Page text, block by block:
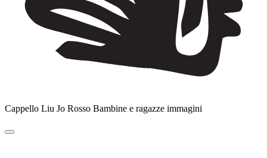
Cappello Liu Jo Rosso Bambine e ragazze immagini